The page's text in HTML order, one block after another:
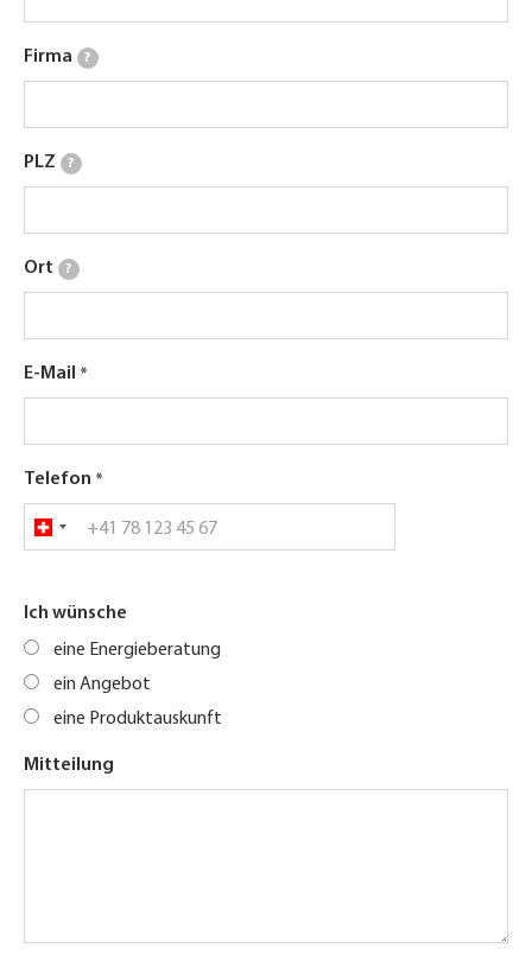
Firma ?
PLZ ?
Ort ?
E-Mail
Telefon
Ich wünsche
eine Energieberatung
ein Angebot
eine Produktauskunft
Mitteilung